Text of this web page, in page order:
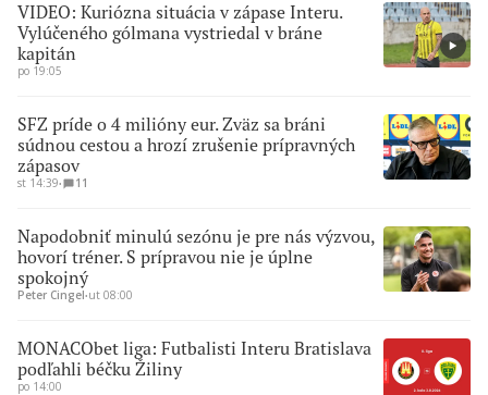
VIDEO: Kuriózna situácia v zápase Interu.
Vylúčeného gólmana vystriedal v bráne
kapitán
po 19:05
SFZ príde o 4 milióny eur. Zväz sa bráni
súdnou cestou a hrozí zrušenie prípravných
zápasov
st 14:39∙ 11
Napodobniť minulú sezónu je pre nás výzvou,
hovorí tréner. S prípravou nie je úplne
spokojný
Peter Cingel∙ut 08:00
MONACObet liga: Futbalisti Interu Bratislava
podľahli béčku Žiliny
po 14:00